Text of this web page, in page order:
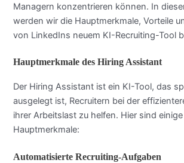
Managern konzentrieren können. In
werden wir die Hauptmerkmale, Vorteile
von LinkedIns neuem KI-Recruiting-Tool
Hauptmerkmale des Hiring Assistant
Der Hiring Assistant ist ein KI-Tool, das
ausgelegt ist, Recruitern bei der
ihrer Arbeitslast zu helfen. Hier sind
Hauptmerkmale:
Automatisierte Recruiting-Aufgaben